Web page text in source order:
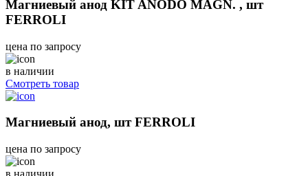
Магниевый анод KIT ANODO MAGN. , шт
FERROLI
цена по запросу
в наличии
Смотреть товар
Магниевый анод, шт FERROLI
цена по запросу
в наличии